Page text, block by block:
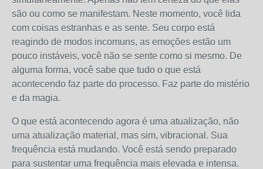
são ou como se manifestam. Neste momento, você lida
com coisas estranhas e as sente. Seu corpo está
reagindo de modos incomuns, as emoções estão um
pouco instáveis, você não se sente como si mesmo. De
alguma forma, você sabe que tudo o que está
acontecendo faz parte do processo. Faz parte do mistério
e da magia.
O que está acontecendo agora é uma atualização, não
uma atualização material, mas sim, vibracional. Sua
frequência está mudando. Você está sendo preparado
para sustentar uma frequência mais elevada e intensa.